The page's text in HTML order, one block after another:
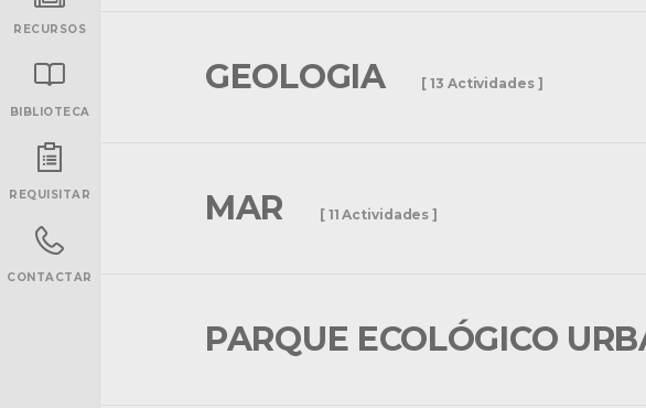
RECURSOS
BIBLIOTECA
REQUISITAR
CONTACTAR
GEOLOGIA [ 13 Actividades ]
MAR [ 11 Actividades ]
PARQUE ECOLÓGICO